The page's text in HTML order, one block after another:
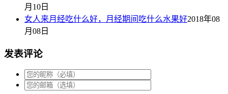
月10日
女人来月经吃什么好，月经期间吃什么水果好2018年08
月08日
发表评论